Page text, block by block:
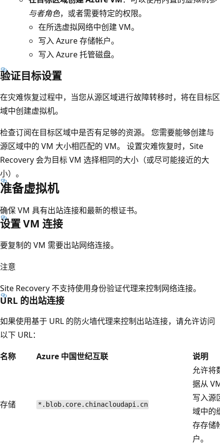
与者角色，或者需要特定的权限。
在所选虚拟网络中创建 VM。
写入 Azure 存储帐户。
写入 Azure 托管磁盘。
验证目标设置
在灾难恢复过程中，当您从源区域进行故障转移时，将在目标区
域中创建虚拟机。
检查订阅在目标区域中是否有足够的资源。 您需要能够创建与
源区域中的 VM 大小相匹配的 VM。 设置灾难恢复时，Site
Recovery 会为目标 VM 选择相同的大小（或尽可能接近的大
小）。
准备虚拟机
确保 VM 具有出站连接和最新的根证书。
设置 VM 连接
要复制的 VM 需要出站网络连接。
注意
Site Recovery 不支持使用身份验证代理来控制网络连接。
URL 的出站连接
如果使用基于 URL 的防火墙代理来控制出站连接，请允许访问
以下 URL：
名称
Azure 中国世纪互联 说明
存储 *.blob.core.chinacloudapi.cn
允许将
据从
写入源
域中的
存存储
户。